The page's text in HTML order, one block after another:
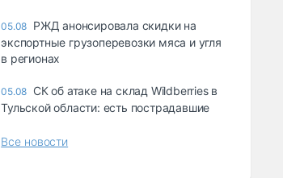
05.08 РЖД анонсировала скидки на
экспортные грузоперевозки мяса и угля
в регионах
05.08 СК об атаке на склад Wildberries в
Тульской области: есть пострадавшие
Все новости